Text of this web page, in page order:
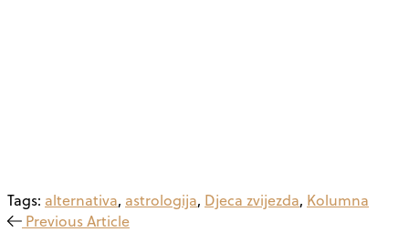
Tags: alternativa, astrologija, Djeca zvijezda, Kolumna
Previous Article